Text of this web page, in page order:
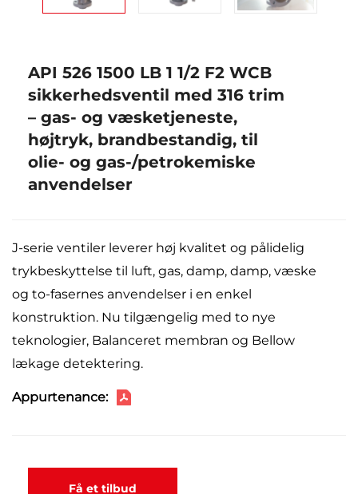
API 526 1500 LB 1 1/2 F2 WCB
sikkerhedsventil med 316 trim
– gas- og væsketjeneste,
højtryk, brandbestandig, til
olie- og gas-/petrokemiske
anvendelser
J-serie ventiler leverer høj kvalitet og pålidelig
trykbeskyttelse til luft, gas, damp, damp, væske
og to-fasernes anvendelser i en enkel
konstruktion. Nu tilgængelig med to nye
teknologier, Balanceret membran og Bellow
lækage detektering.
Appurtenance:
Få et tilbud